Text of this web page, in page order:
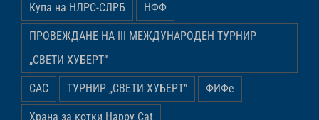
Купа на НЛРС-СЛРБ НФФ
ПРОВЕЖДАНЕ НА ІІІ МЕЖДУНАРОДЕН ТУРНИР
„СВЕТИ ХУБЕРТ”
САС ТУРНИР „СВЕТИ ХУБЕРТ” ФИФе
Храна за котки Happy Cat